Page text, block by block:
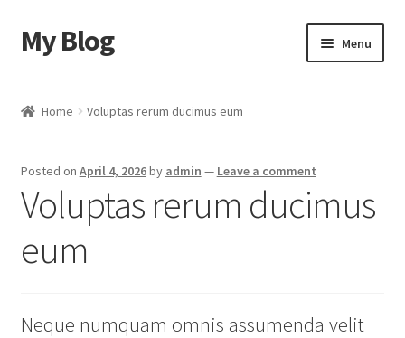
Skip
to
Skip
to
My Blog Menu
Checkout
My account
Shop
Home Voluptas rerum ducimus eum
Posted on April 4, 2026by admin — Leave a comment
Voluptas rerum ducimus
eum
Neque numquam omnis assumenda velit